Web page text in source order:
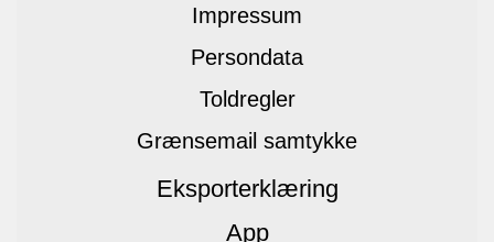
Impressum
Persondata
Toldregler
Grænsemail samtykke
Eksporterklæring
App